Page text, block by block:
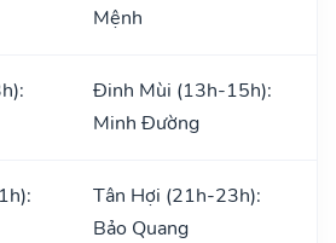
Mệnh
Đinh Mùi (13h-15h):
Minh Đường
Tân Hợi (21h-23h):
Bảo Quang